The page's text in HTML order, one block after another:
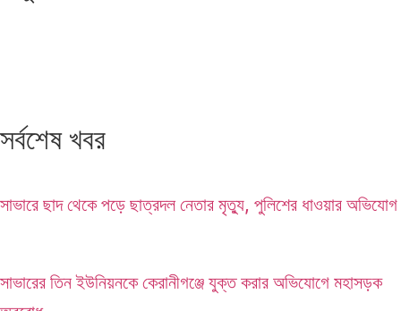
সর্বশেষ খবর
সাভারে ছাদ থেকে পড়ে ছাত্রদল নেতার মৃত্যু, পুলিশের ধাওয়ার অভিযোগ
সাভারের তিন ইউনিয়নকে কেরানীগঞ্জে যুক্ত করার অভিযোগে মহাসড়ক